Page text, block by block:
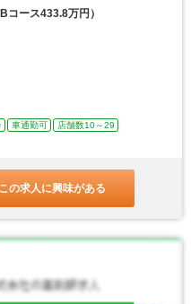
コース433.8万円）
車通勤可
店舗数10～29
この求人に興味がある